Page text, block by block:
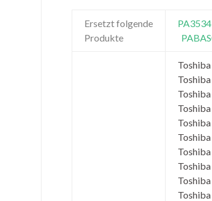
Ersetzt folgende
Produkte